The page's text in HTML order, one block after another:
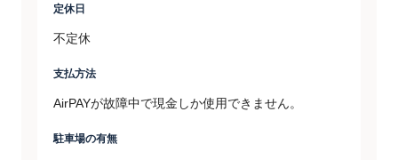
定休日
不定休
支払方法
AirPAYが故障中で現金しか使用できません。
駐車場の有無